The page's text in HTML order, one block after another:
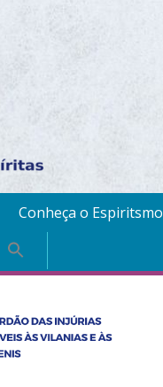
Conheça o Espiritsmo